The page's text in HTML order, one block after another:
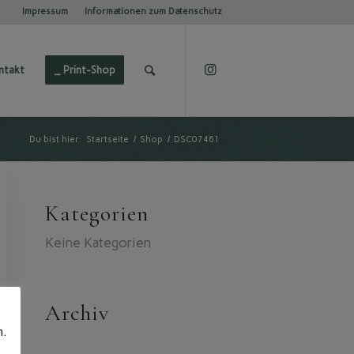
Impressum Informationen zum Datenschutz
_ Print-Shop
Du bist hier: Startseite / Shop / DSC07461
Kategorien
Keine Kategorien
Archiv